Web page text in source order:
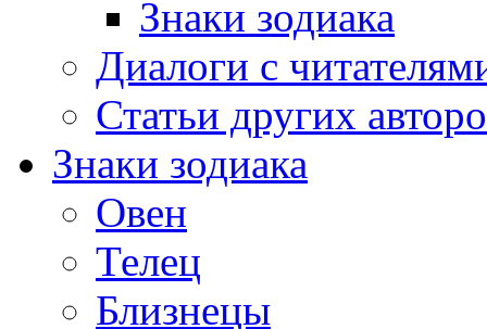
Знаки зодиака
Диалоги с
Статьи других
Знаки зодиака
Овен
Телец
Близнецы